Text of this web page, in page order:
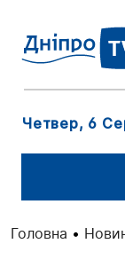
Четвер, 6
Головна •